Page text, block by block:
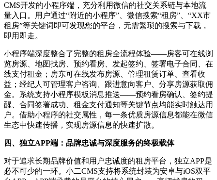
CMS开发的小程序端，充分利用微信的社交关系链与本地流
量入口。用户通过“附近的小程序”、微信搜索“租房”、“XX市
租房”等关键词即可发现您的平台，无需繁琐的搜索与下载，
即用即走。
小程序端深度整合了完整的租房全流程体验——房客可在线浏
览房源、地图找房、预约看房、发起签约、签署电子合同、在
线支付租金；房东可在线发布房源、管理租赁订单、查看收
益；经纪人可管理客户咨询、跟进意向客户、分享房源获取佣
金。系统支持小程序模板消息推送——预约看房确认、签约提
醒、合同签署成功、租金支付通知等关键节点均能实时触达用
户。借助小程序的社交属性，每一条优质房源信息都能在微信
生态中快速传播，实现房源信息的快速扩散。
四、独立APP端：品牌忠诚与深度服务的终极载体
对于追求长期品牌价值和用户忠诚度的租房平台，独立APP是
必不可少的一环。小二CMS支持将系统封装为安卓与iOS双平